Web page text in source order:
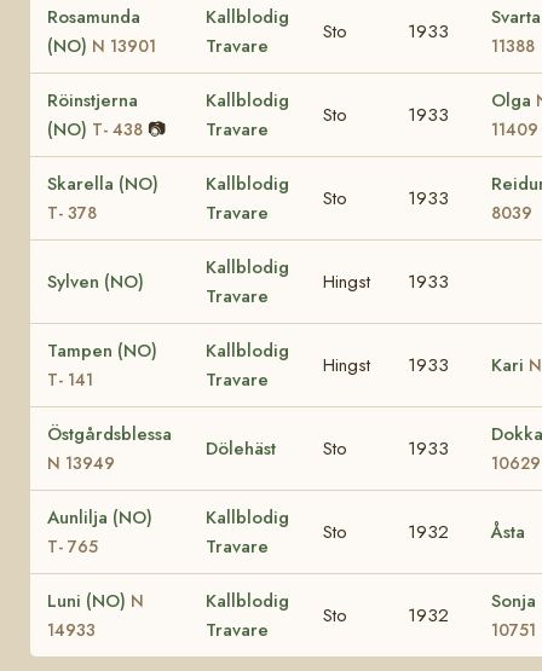
Rosamunda
(NO) N 13901
Kallblodig
Travare
Sto 1933
11388
Röinstjerna
(NO) T- 438 📷
Kallblodig
Travare
Sto 1933
Olga
11409
Skarella (NO)
T- 378
Kallblodig
Travare
Sto 1933
8039
Sylven (NO)
Kallblodig
Travare
Hingst 1933
Tampen (NO)
T- 141
Kallblodig
Travare
Hingst 1933 Kari
Östgårdsblessa
N 13949
Dölehäst Sto 1933
10629
Aunlilja (NO)
T- 765
Kallblodig
Travare
Sto 1932 Åsta
Luni (NO) N
14933
Kallblodig
Travare
Sto 1932
Sonja
10751